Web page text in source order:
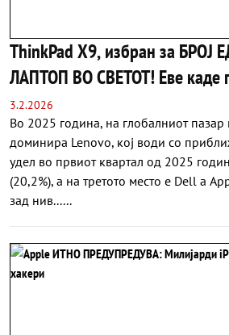
ThinkPad X9, избран за БРОЈ
ЛАПТОП ВО СВЕТОТ! Еве каде
3.2.2026
Во 2025 година, на глобалниот пазар
доминира Lenovo, кој води со
удел во првиот квартал од 2025
(20,2%), а на третото место е Dell а
зад нив......